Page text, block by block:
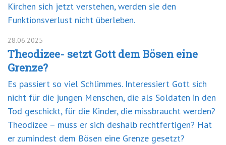
Kirchen sich jetzt verstehen, werden sie den
Funktionsverlust nicht überleben.
28.06.2025
Theodizee- setzt Gott dem Bösen eine
Grenze?
Es passiert so viel Schlimmes. Interessiert Gott sich
nicht für die jungen Menschen, die als Soldaten in den
Tod geschickt, für die Kinder, die missbraucht werden?
Theodizee – muss er sich deshalb rechtfertigen? Hat
er zumindest dem Bösen eine Grenze gesetzt?